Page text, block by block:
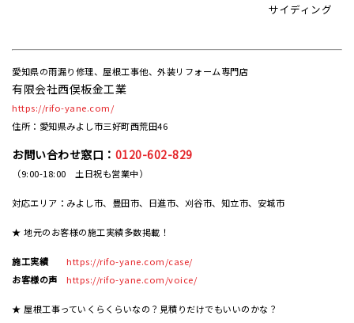
サイディング
愛知県の雨漏り修理、屋根工事他、外装リフォーム専門店
有限会社西俣板金工業
https://rifo-yane.com/
住所：愛知県みよし市三好町西荒田46
お問い合わせ窓口： 0120-602-829
（9:00-18:00 土日祝も営業中）
対応エリア：みよし市、豊田市、日進市、刈谷市、知立市、安城市
★ 地元のお客様の施工実績多数掲載！
施工実績
https://rifo-yane.com/case/
お客様の声
https://rifo-yane.com/voice/
★ 屋根工事っていくらくらいなの？見積りだけでもいいのかな？